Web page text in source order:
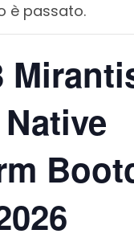
è passato.